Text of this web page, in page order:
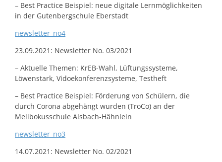
– Best Practice Beispiel: neue digitale Lernmöglichkeiten
in der Gutenbergschule Eberstadt
newsletter_no4
23.09.2021: Newsletter No. 03/2021
– Aktuelle Themen: KrEB-Wahl, Lüftungssysteme,
Löwenstark, Vidoekonferenzsysteme, Testheft
– Best Practice Beispiel: Förderung von Schülern, die
durch Corona abgehängt wurden (TroCo) an der
Melibokusschule Alsbach-Hähnlein
newsletter_no3
14.07.2021: Newsletter No. 02/2021